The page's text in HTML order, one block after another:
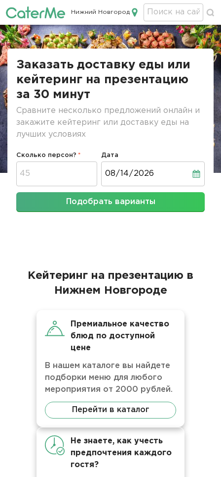
Кейтеринг в Нижнем Новгороде
Нижний Новгород
Строка
Заказать доставку еды или
кейтеринг на презентацию
за 30 минут
Сравните несколько предложений онлайн и
закажите кейтеринг или доставку еды на
лучших условиях
Сколько персон? Дата
Подобрать варианты
Кейтеринг на презентацию в
Нижнем Новгороде
Премиальное качество
блюд по доступной
цене
В нашем каталоге вы найдете
подборки меню для любого
мероприятия от 2000 рублей.
Перейти в каталог
Не знаете, как учесть
предпочтения каждого
гостя?